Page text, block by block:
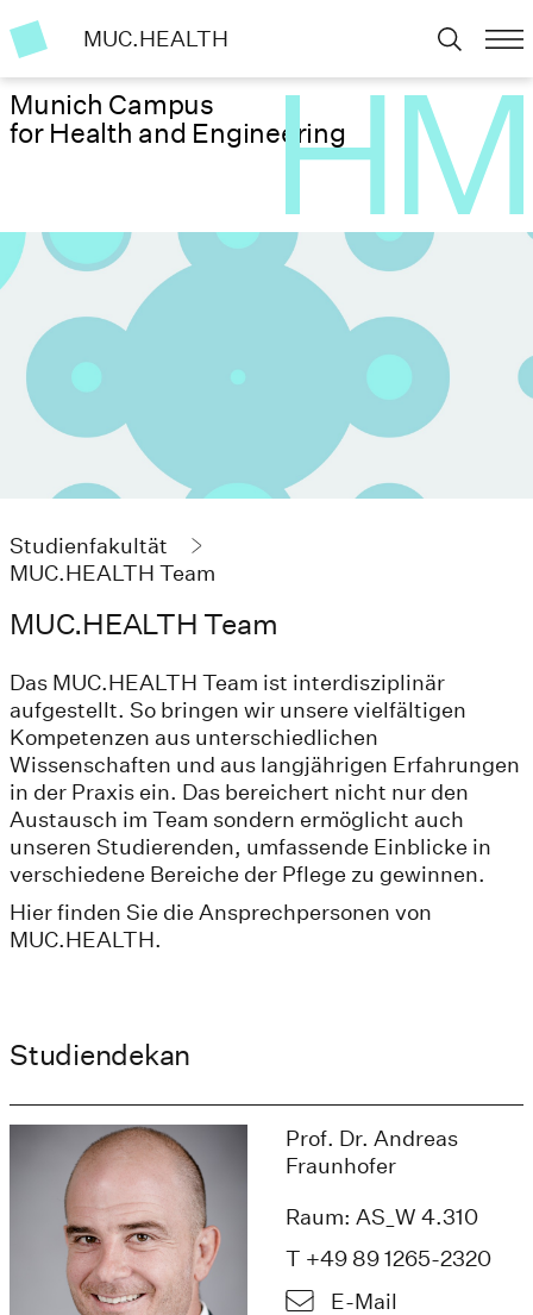
MUC.HEALTH
Munich Campus
for Health and Engineering
Studienfakultät
MUC.HEALTH Team
MUC.HEALTH Team
Das MUC.HEALTH Team ist interdisziplinär
aufgestellt. So bringen wir unsere vielfältigen
Kompetenzen aus unterschiedlichen
Wissenschaften und aus langjährigen Erfahrungen
in der Praxis ein. Das bereichert nicht nur den
Austausch im Team sondern ermöglicht auch
unseren Studierenden, umfassende Einblicke in
verschiedene Bereiche der Pflege zu gewinnen.
Hier finden Sie die Ansprechpersonen von
MUC.HEALTH.
Studiendekan
Prof. Dr. Andreas
Fraunhofer
Raum: AS_W 4.310
T +49 89 1265-2320
E-Mail